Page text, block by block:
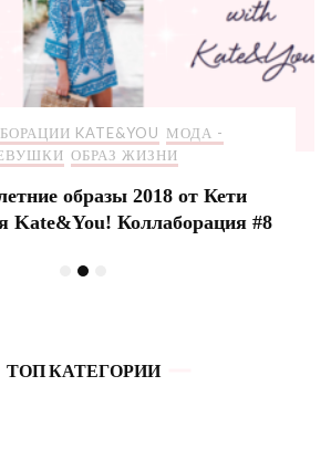
KATE&YOU МОДА -
ОБРАЗ ЖИЗНИ
образы 2018 от Кети
Kate&You! Коллаборация #8
ТОП КАТЕГОРИИ